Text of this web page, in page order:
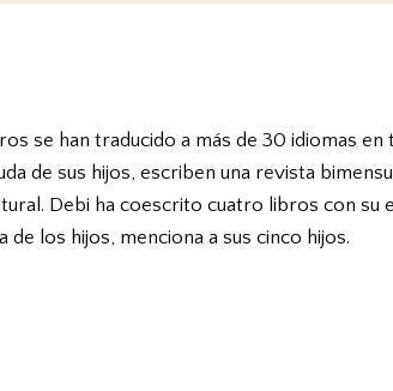
se han traducido a más de 30 idiomas en
de sus hijos, escriben una revista
Debi ha coescrito cuatro libros con su
los hijos, menciona a sus cinco hijos.